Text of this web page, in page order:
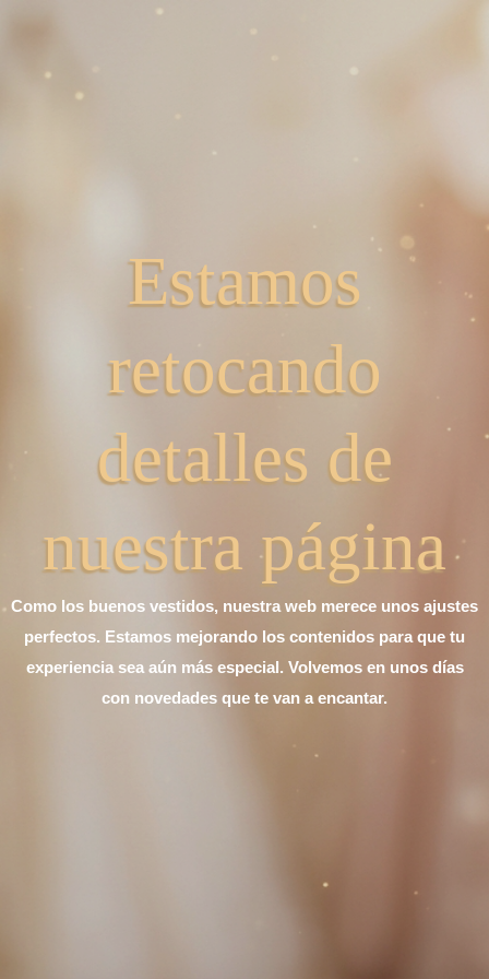
Estamos
retocando
detalles de
nuestra página
Como los buenos vestidos, nuestra web merece unos ajustes
perfectos. Estamos mejorando los contenidos para que tu
experiencia sea aún más especial. Volvemos en unos días
con novedades que te van a encantar.